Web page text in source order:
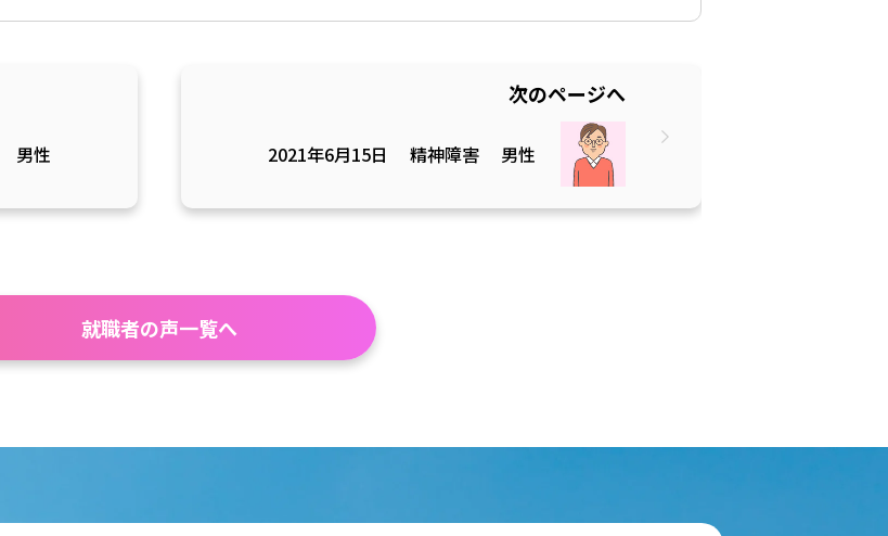
男性
次のページへ
2021年6月15日 精神障害 男性
就職者の声一覧へ